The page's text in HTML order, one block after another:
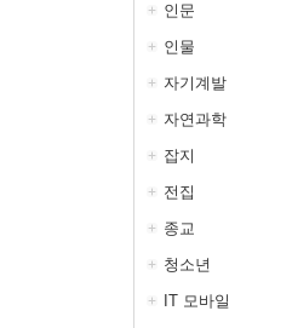
인문
인물
자기계발
자연과학
잡지
전집
종교
청소년
IT 모바일